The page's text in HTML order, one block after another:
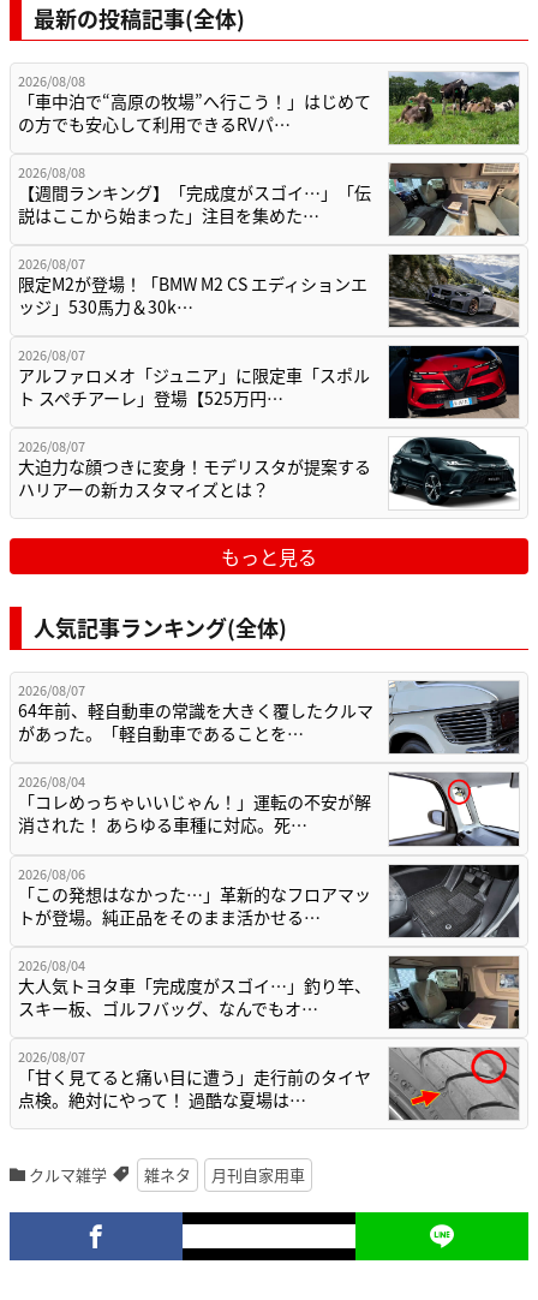
最新の投稿記事(全体)
2026/08/08
「車中泊で“高原の牧場”へ行こう！」はじめて
の方でも安心して利用できるRVパ…
2026/08/08
【週間ランキング】「完成度がスゴイ…」「伝
説はここから始まった」注目を集めた…
2026/08/07
限定M2が登場！「BMW M2 CS エディションエ
ッジ」530馬力＆30k…
2026/08/07
アルファロメオ「ジュニア」に限定車「スポル
ト スペチアーレ」登場【525万円…
2026/08/07
大迫力な顔つきに変身！モデリスタが提案する
ハリアーの新カスタマイズとは？
もっと見る
人気記事ランキング(全体)
2026/08/07
64年前、軽自動車の常識を大きく覆したクルマ
があった。「軽自動車であることを…
2026/08/04
「コレめっちゃいいじゃん！」運転の不安が解
消された！ あらゆる車種に対応。死…
2026/08/06
「この発想はなかった…」革新的なフロアマッ
トが登場。純正品をそのまま活かせる…
2026/08/04
大人気トヨタ車「完成度がスゴイ…」釣り竿、
スキー板、ゴルフバッグ、なんでもオ…
2026/08/07
「甘く見てると痛い目に遭う」走行前のタイヤ
点検。絶対にやって！ 過酷な夏場は…
クルマ雑学 雑ネタ 月刊自家用車